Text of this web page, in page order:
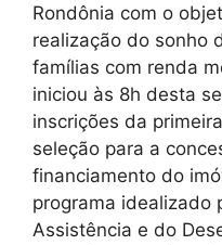
Rondônia com o
realização do sonho
famílias com renda
iniciou às 8h desta
inscrições da
seleção para a
financiamento do
programa idealizado
Assistência e do